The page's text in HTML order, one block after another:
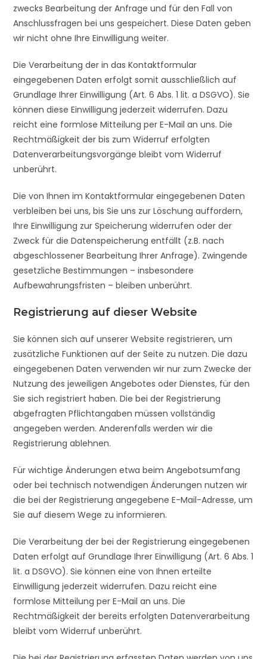
zwecks Bearbeitung der Anfrage und für den Fall von
Anschlussfragen bei uns gespeichert. Diese Daten geben
wir nicht ohne Ihre Einwilligung weiter.
Die Verarbeitung der in das Kontaktformular
eingegebenen Daten erfolgt somit ausschließlich auf
Grundlage Ihrer Einwilligung (Art. 6 Abs. 1 lit. a DSGVO). Sie
können diese Einwilligung jederzeit widerrufen. Dazu
reicht eine formlose Mitteilung per E-Mail an uns. Die
Rechtmäßigkeit der bis zum Widerruf erfolgten
Datenverarbeitungsvorgänge bleibt vom Widerruf
unberührt.
Die von Ihnen im Kontaktformular eingegebenen Daten
verbleiben bei uns, bis Sie uns zur Löschung auffordern,
Ihre Einwilligung zur Speicherung widerrufen oder der
Zweck für die Datenspeicherung entfällt (z.B. nach
abgeschlossener Bearbeitung Ihrer Anfrage). Zwingende
gesetzliche Bestimmungen – insbesondere
Aufbewahrungsfristen – bleiben unberührt.
Registrierung auf dieser Website
Sie können sich auf unserer Website registrieren, um
zusätzliche Funktionen auf der Seite zu nutzen. Die dazu
eingegebenen Daten verwenden wir nur zum Zwecke der
Nutzung des jeweiligen Angebotes oder Dienstes, für den
Sie sich registriert haben. Die bei der Registrierung
abgefragten Pflichtangaben müssen vollständig
angegeben werden. Anderenfalls werden wir die
Registrierung ablehnen.
Für wichtige Änderungen etwa beim Angebotsumfang
oder bei technisch notwendigen Änderungen nutzen wir
die bei der Registrierung angegebene E-Mail-Adresse, um
Sie auf diesem Wege zu informieren.
Die Verarbeitung der bei der Registrierung eingegebenen
Daten erfolgt auf Grundlage Ihrer Einwilligung (Art. 6 Abs. 1
lit. a DSGVO). Sie können eine von Ihnen erteilte
Einwilligung jederzeit widerrufen. Dazu reicht eine
formlose Mitteilung per E-Mail an uns. Die
Rechtmäßigkeit der bereits erfolgten Datenverarbeitung
bleibt vom Widerruf unberührt.